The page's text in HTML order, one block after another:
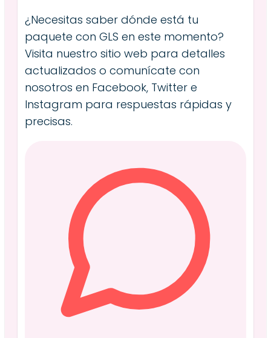
¿Necesitas saber dónde está tu
paquete con GLS en este momento?
Visita nuestro sitio web para detalles
actualizados o comunícate con
nosotros en Facebook, Twitter e
Instagram para respuestas rápidas y
precisas.